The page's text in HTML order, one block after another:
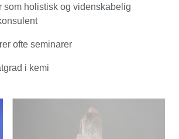
sin forståelse gennem bøger samt
i miner og stenbrud. En rejse i
kombinerer Antonio disse
holistiske perspektiver og deler sin
påskønnelse af disse storslåede
og sælgere gennem gensidigt
- samt kuraterer strålende
som holistisk og videnskabelig
ofte seminarer
i kemi